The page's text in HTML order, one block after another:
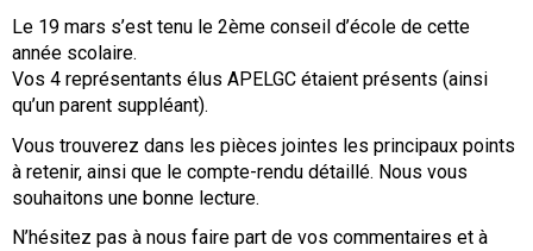
Le 19 mars s’est tenu le 2ème conseil d’école de cette
année scolaire.
Vos 4 représentants élus APELGC étaient présents (ainsi
qu’un parent suppléant).
Vous trouverez dans les pièces jointes les principaux points
à retenir, ainsi que le compte-rendu détaillé. Nous vous
souhaitons une bonne lecture.
N’hésitez pas à nous faire part de vos commentaires et à